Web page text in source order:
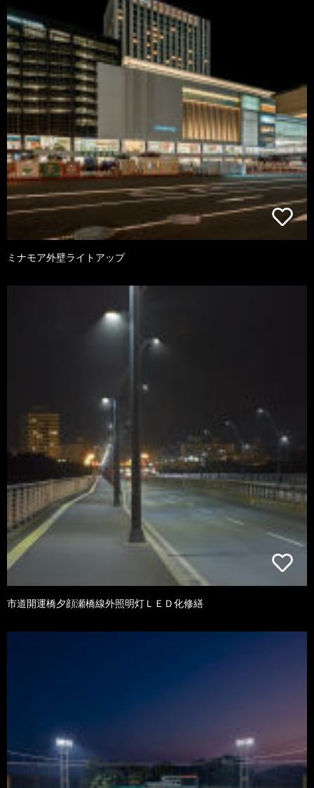
ミナモア外壁ライトアップ
市道開運橋夕顔瀬橋線外照明灯ＬＥＤ化修繕